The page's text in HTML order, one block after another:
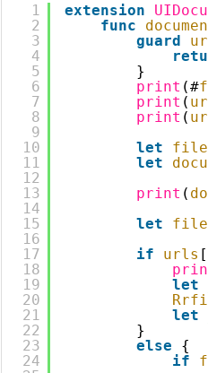
1
2
3
4
5
6
7
8
9
10
11
12
13
14
15
16
17
18
19
20
21
22
23
24
extension
func
guard
}
print (#
print (
print (
let
let
print (
let
if
urls [
let
let
}
else
{
if